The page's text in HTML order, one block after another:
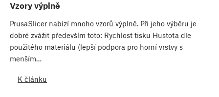
Vzory výplně
PrusaSlicer nabízí mnoho vzorů výplně. Při jeho výběru je
dobré zvážit především toto: Rychlost tisku Hustota dle
použitého materiálu (lepší podpora pro horní vrstvy s
menším…
K článku